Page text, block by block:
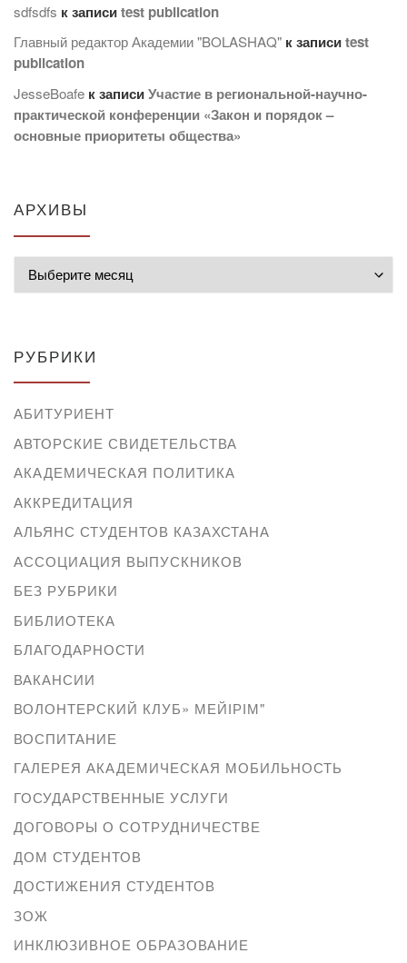
sdfsdfs к записиtest publication
Главный редактор Академии "BOLASHAQ" к записиtest
publication
JesseBoafe к записиУчастие в региональной-научно-
практической конференции «Закон и порядок –
основные приоритеты общества»
АРХИВЫ
РУБРИКИ
АБИТУРИЕНТ
АВТОРСКИЕ СВИДЕТЕЛЬСТВА
АКАДЕМИЧЕСКАЯ ПОЛИТИКА
АККРЕДИТАЦИЯ
АЛЬЯНС СТУДЕНТОВ КАЗАХСТАНА
АССОЦИАЦИЯ ВЫПУСКНИКОВ
БЕЗ РУБРИКИ
БИБЛИОТЕКА
БЛАГОДАРНОСТИ
ВАКАНСИИ
ВОЛОНТЕРСКИЙ КЛУБ» МЕЙІРІМ"
ВОСПИТАНИЕ
ГАЛЕРЕЯ АКАДЕМИЧЕСКАЯ МОБИЛЬНОСТЬ
ГОСУДАРСТВЕННЫЕ УСЛУГИ
ДОГОВОРЫ О СОТРУДНИЧЕСТВЕ
ДОМ СТУДЕНТОВ
ДОСТИЖЕНИЯ СТУДЕНТОВ
ЗОЖ
ИНКЛЮЗИВНОЕ ОБРАЗОВАНИЕ